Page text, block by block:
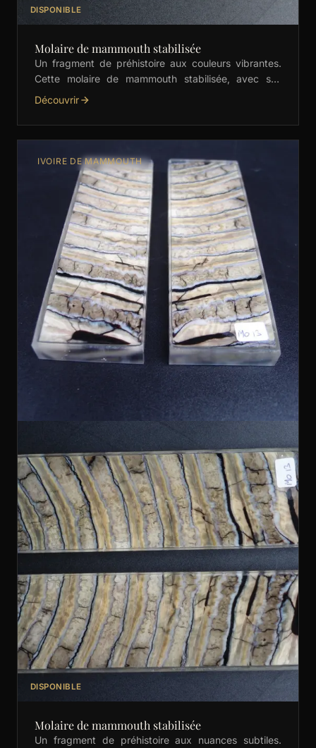
DISPONIBLE
Molaire de mammouth stabilisée
Un fragment de préhistoire aux couleurs vibrantes.
Cette molaire de mammouth stabilisée, avec ses
nuances de vert, rouge et orange, est idéale pour les
Découvrir
IVOIRE DE MAMMOUTH
DISPONIBLE
Molaire de mammouth stabilisée
Un fragment de préhistoire aux nuances subtiles.